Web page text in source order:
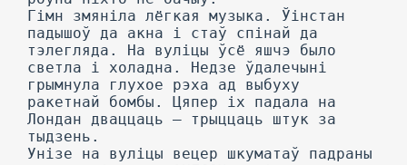
Гімн змяніла лёгкая музыка. Ўінстан
падышоў да акна і стаў спінай да
тэлегляда. На вуліцы ўсё яшчэ было
светла і холадна. Недзе ўдалечыні
грымнула глухое рэха ад выбуху
ракетнай бомбы. Цяпер іх падала на
Лондан дваццаць — трыццаць штук за
тыдзень.
Унізе на вуліцы вецер шкуматаў падраны